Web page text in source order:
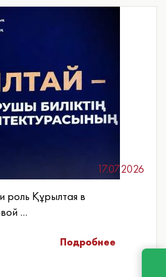
17.07.2026
роль Құрылтая в
...
Подробнее